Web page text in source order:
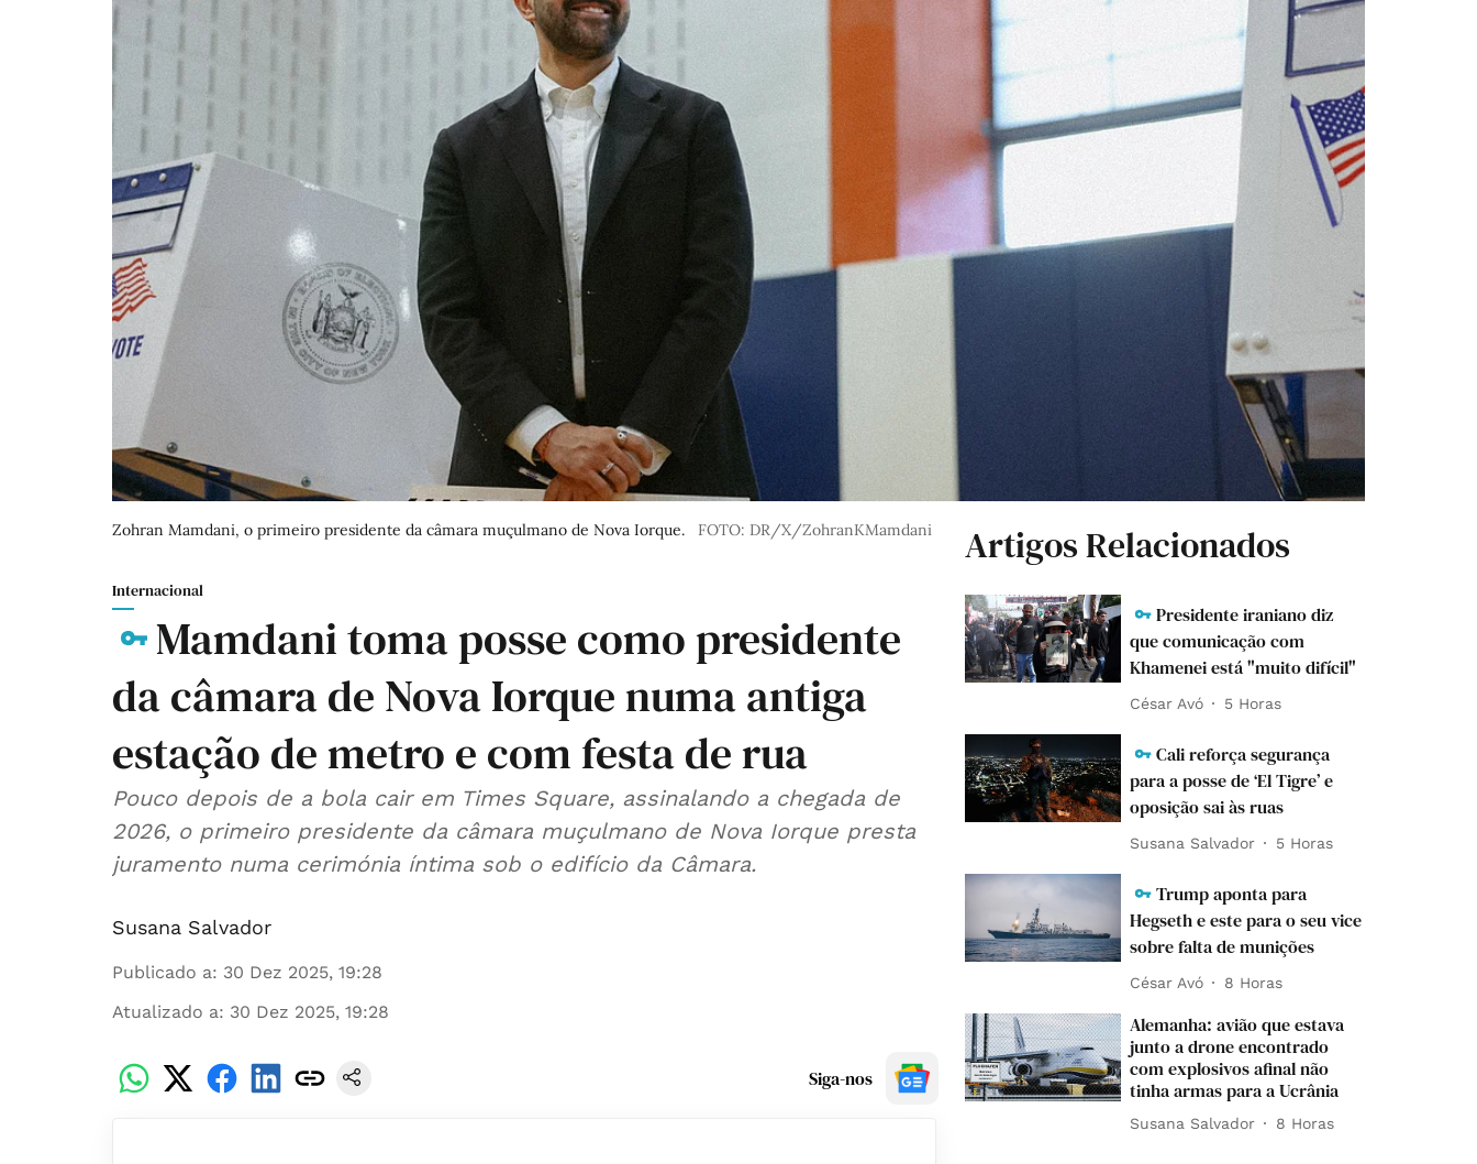
Zohran Mamdani, o primeiro presidente da câmara muçulmano de Nova Iorque. FOTO: DR/X/ZohranKMamdani
Internacional
Mamdani toma posse como presidente
da câmara de Nova Iorque numa antiga
estação de metro e com festa de rua
Pouco depois de a bola cair em Times Square, assinalando a chegada de
2026, o primeiro presidente da câmara muçulmano de Nova Iorque presta
juramento numa cerimónia íntima sob o edifício da Câmara.
Susana Salvador
Publicado a: 30 Dez 2025, 19:28
Atualizado a: 30 Dez 2025, 19:28
Siga-nos
Artigos Relacionados
Presidente iraniano diz
que comunicação com
Khamenei está "muito difícil"
César Avó 5 Horas
Cali reforça segurança
para a posse de ‘El Tigre’ e
oposição sai às ruas
Susana Salvador 5 Horas
Trump aponta para
Hegseth e este para o seu vice
sobre falta de munições
César Avó 8 Horas
Alemanha: avião que estava
junto a drone encontrado
com explosivos afinal não
tinha armas para a Ucrânia
Susana Salvador 8 Horas